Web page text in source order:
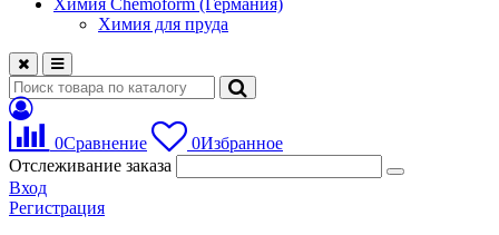
Химия Chemoform (Германия)
Химия для пруда
0Сравнение 0Избранное
Отслеживание заказа
Вход
Регистрация